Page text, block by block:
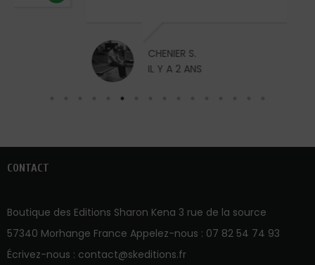
CHENIER S.
IL Y A 2 ANS
CONTACT
Boutique des Editions Sharon Kena 3 rue de la source
57340 Morhange France Appelez-nous : 07 82 54 74 93
Écrivez-nous : contact@skeditions.fr